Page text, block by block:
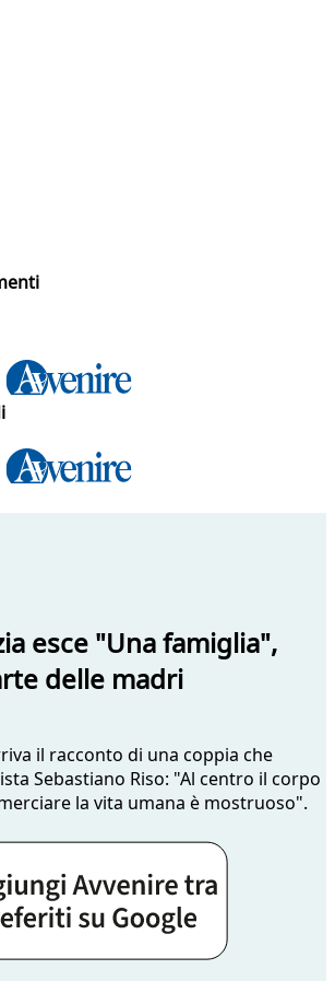
esce "Una famiglia",
delle madri
il racconto di una coppia che
Sebastiano Riso: "Al centro il corpo
la vita umana è mostruoso".